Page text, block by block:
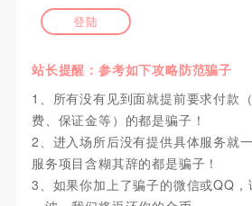
登陆
站长提醒：参考如下攻略防范骗子
1、所有没有见到面就提前要求付款
费、保证金等）的都是骗子！
2、进入场所后没有提供具体服务就
服务项目含糊其辞的都是骗子！
3、如果你加上了骗子的微信或QQ